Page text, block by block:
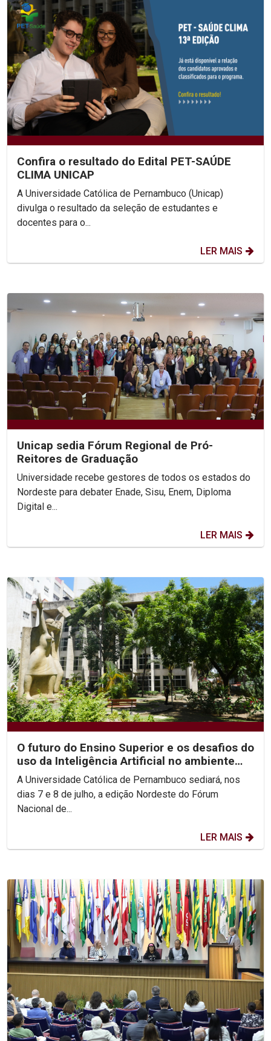
Confira o resultado do Edital PET-SAÚDE
CLIMA UNICAP
A Universidade Católica de Pernambuco (Unicap)
divulga o resultado da seleção de estudantes e
docentes para o...
LER MAIS
Unicap sedia Fórum Regional de Pró-
Reitores de Graduação
Universidade recebe gestores de todos os estados do
Nordeste para debater Enade, Sisu, Enem, Diploma
Digital e...
LER MAIS
O futuro do Ensino Superior e os desafios do
uso da Inteligência Artificial no ambiente
acadêmico...
A Universidade Católica de Pernambuco sediará, nos
dias 7 e 8 de julho, a edição Nordeste do Fórum
Nacional de...
LER MAIS